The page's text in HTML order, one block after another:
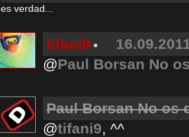
es verdad...
tifani9
@Paul Borsan No
Paul Borsan No os
@tifani9, ^^